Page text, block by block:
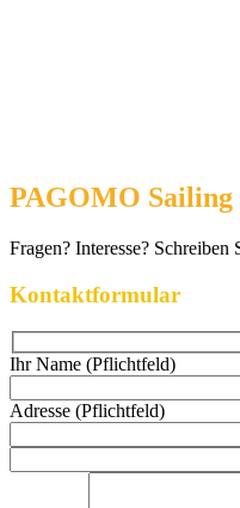
PAGOMO Sailing
Fragen? Interesse? Schreiben
Kontaktformular
Ihr Name (Pflichtfeld)
Adresse (Pflichtfeld)